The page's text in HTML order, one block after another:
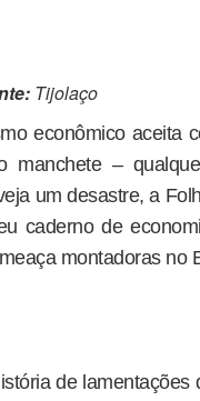
Tijolaço
econômico aceita
manchete –
um desastre, a
caderno de
montadoras no
de lamentações